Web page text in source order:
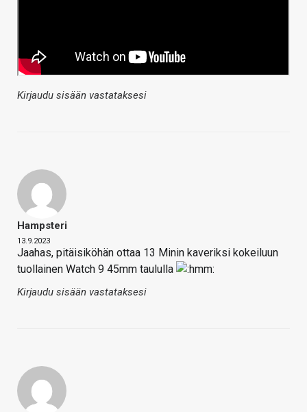
Kirjaudu sisään vastataksesi
Hampsteri
13.9.2023
Jaahas, pitäisiköhän ottaa 13 Minin kaveriksi kokeiluun
tuollainen Watch 9 45mm taululla
Kirjaudu sisään vastataksesi